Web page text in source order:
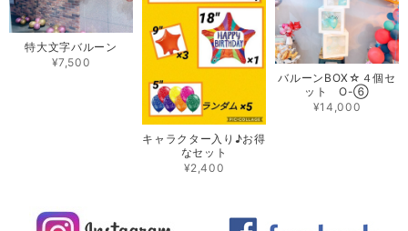
特大文字バルーン
¥7,500
キャラクター入り♪お得
なセット
¥2,400
バルーンBOX☆４個セ
ット O-⑥
¥14,000